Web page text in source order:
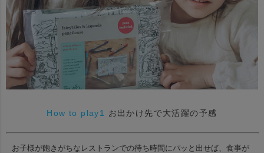
How to play1 お出かけ先で大活躍の予感
お子様が飽きがちなレストランでの待ち時間にパッと出せば、食事が